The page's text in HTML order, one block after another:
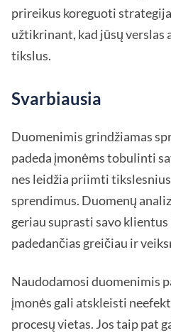
prireikus koreguoti
užtikrinant, kad jūsų verslas
tikslus.
Svarbiausia
Duomenimis grindžiamas
padeda įmonėms tobulinti
nes leidžia priimti
sprendimus. Duomenų
geriau suprasti savo
padedančias greičiau ir
Naudodamosi duomenimis
įmonės gali atskleisti
procesų vietas. Jos taip pat